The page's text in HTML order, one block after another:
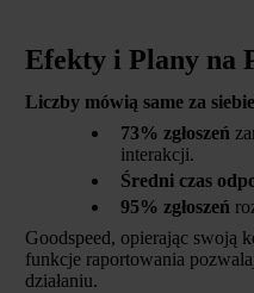
Efekty i Plany na
Liczby mówią same za siebie
73% zgłoszeń
interakcji.
Średni czas
95% zgłoszeń
Goodspeed, opierając swoją
funkcje raportowania
działaniu.